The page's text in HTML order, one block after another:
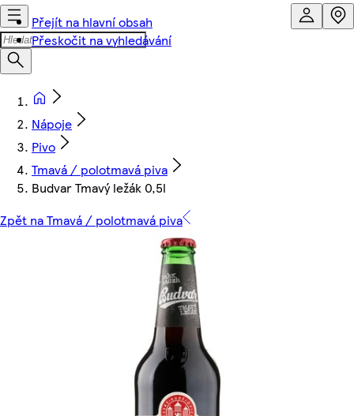
Přejít na hlavní obsah
Přeskočit na vyhledávání
Nápoje
Pivo
Tmavá / polotmavá piva
Budvar Tmavý ležák 0,5l
Zpět na Tmavá / polotmavá piva